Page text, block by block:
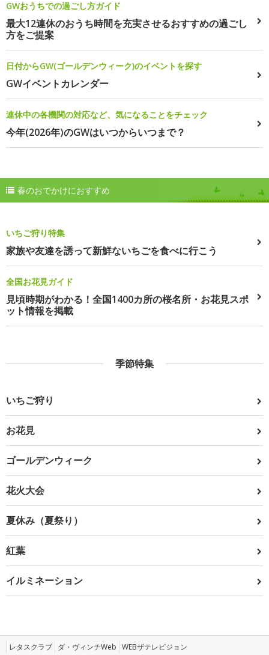
GWおうちでの過ごし方ガイド
最大12連休のおうち時間を充実させるおすすめの過ごし
方をご提案
日付からGW(ゴールデンウィーク)のイベントを探す
GWイベントカレンダー
連休中の各機関の対応など、気になることをチェック
今年(2026年)のGWはいつからいつまで？
春のおでかけにおすすめ
いちご狩り特集
家族や友達を誘って新鮮ないちごを食べに行こう
全国お花見ガイド
見頃時期がわかる！全国1400カ所の桜名所・お花見スポ
ット情報を掲載
季節特集
いちご狩り
お花見
ゴールデンウィーク
花火大会
夏休み（夏祭り）
紅葉
イルミネーション
レタスクラブ ダ・ヴィンチWeb WEBザテレビジョン